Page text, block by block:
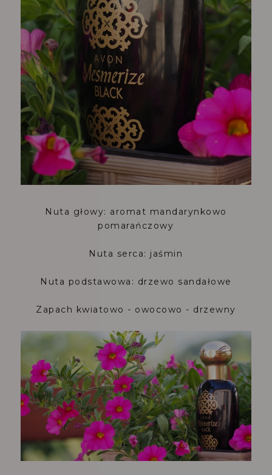
Nuta głowy: aromat mandarynkowo
pomarańczowy
Nuta serca: jaśmin
Nuta podstawowa: drzewo sandałowe
Zapach kwiatowo - owocowo - drzewny